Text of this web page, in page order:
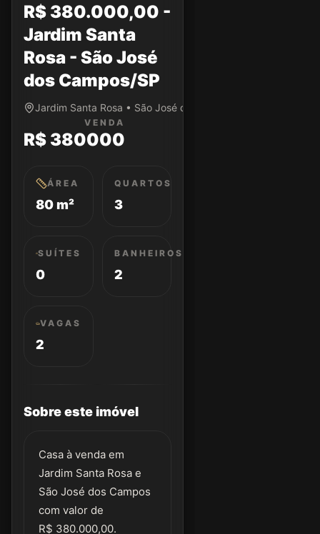
R$ 380.000,00 -
Jardim Santa
Rosa - São José
dos Campos/SP
Jardim Santa Rosa • São José dos Campos/SP
VENDA
R$ 380000
ÁREA
80 m²
QUARTOS
3
SUÍTES
0
BANHEIROS
2
VAGAS
2
Sobre este imóvel
Casa à venda em
Jardim Santa Rosa e
São José dos Campos
com valor de
R$ 380.000,00.